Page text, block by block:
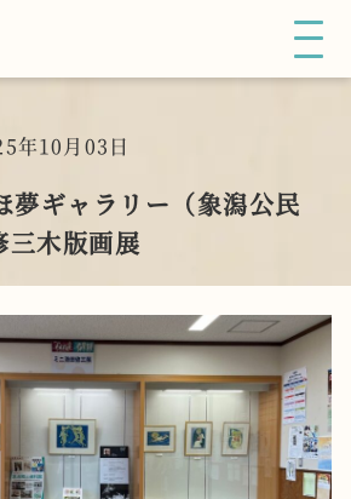
年10月03日
夢ギャラリー（象潟公民
三木版画展